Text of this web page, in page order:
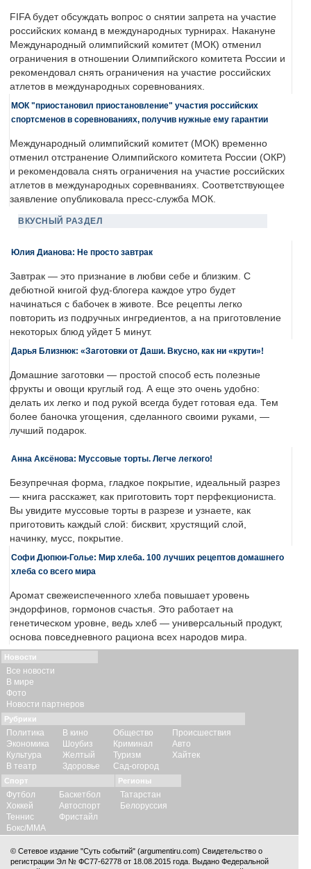
FIFA будет обсуждать вопрос о снятии запрета на участие
российских команд в международных турнирах. Накануне
Международный олимпийский комитет (МОК) отменил
ограничения в отношении Олимпийского комитета России и
рекомендовал снять ограничения на участие российских
атлетов в международных соревнованиях.
МОК "приостановил приостановление" участия российских
спортсменов в соревнованиях, получив нужные ему гарантии
Международный олимпийский комитет (МОК) временно
отменил отстранение Олимпийского комитета России (ОКР)
и рекомендовала снять ограничения на участие российских
атлетов в международных соревнваниях. Соответствующее
заявление опубликовала пресс-служба МОК.
ВКУСНЫЙ РАЗДЕЛ
Юлия Дианова: Не просто завтрак
Завтрак — это признание в любви себе и близким. С
дебютной книгой фуд-блогера каждое утро будет
начинаться с бабочек в животе. Все рецепты легко
повторить из подручных ингредиентов, а на приготовление
некоторых блюд уйдет 5 минут.
Дарья Близнюк: «Заготовки от Даши. Вкусно, как ни «крути»!
Домашние заготовки — простой способ есть полезные
фрукты и овощи круглый год. А еще это очень удобно:
делать их легко и под рукой всегда будет готовая еда. Тем
более баночка угощения, сделанного своими руками, —
лучший подарок.
Анна Аксёнова: Муссовые торты. Легче легкого!
Безупречная форма, гладкое покрытие, идеальный разрез
— книга расскажет, как приготовить торт перфекциониста.
Вы увидите муссовые торты в разрезе и узнаете, как
приготовить каждый слой: бисквит, хрустящий слой,
начинку, мусс, покрытие.
Софи Дюпюи-Голье: Мир хлеба. 100 лучших рецептов домашнего
хлеба со всего мира
Аромат свежеиспеченного хлеба повышает уровень
эндорфинов, гормонов счастья. Это работает на
генетическом уровне, ведь хлеб — универсальный продукт,
основа повседневного рациона всех народов мира.
Новости
Все новости
В мире
Фото
Новости партнеров
Рубрики
Политика
Экономика
Культура
В театр
В кино
Шоубиз
Желтый
Здоровье
Общество
Криминал
Туризм
Сад-огород
Происшествия
Авто
Хайтек
Спорт
Футбол
Хоккей
Теннис
Бокс/ММА
Баскетбол
Автоспорт
Фристайл
Регионы
Татарстан
Белоруссия
© Сетевое издание "Суть событий" (argumentiru.com) Свидетельство о
регистрации Эл № ФС77-62778 от 18.08.2015 года. Выдано Федеральной